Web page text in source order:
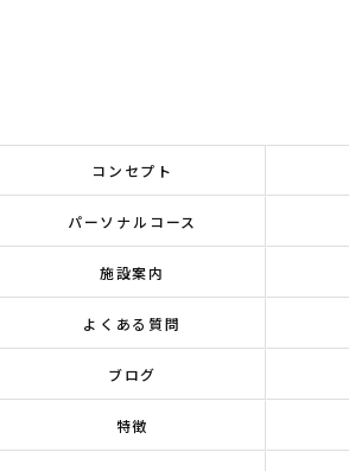
コンセプト
パーソナルコース
施設案内
よくある質問
ブログ
特徴